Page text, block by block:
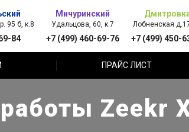
95 б, к.8
84
Мичуринский
Удальцова, 60, к.7
+7 (499) 460-69-76
Лобненская
+7 (499) 450-
ПРАЙС ЛИСТ
Zeekr